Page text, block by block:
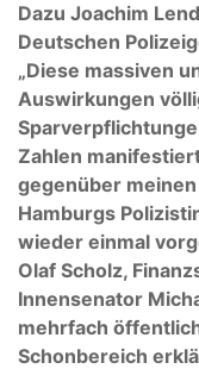
Dazu Joachim
Deutschen
„Diese massiven
Auswirkungen
Zahlen
gegenüber
Hamburgs
wieder einmal
Olaf Scholz,
Innensenator
mehrfach
Schonbereich